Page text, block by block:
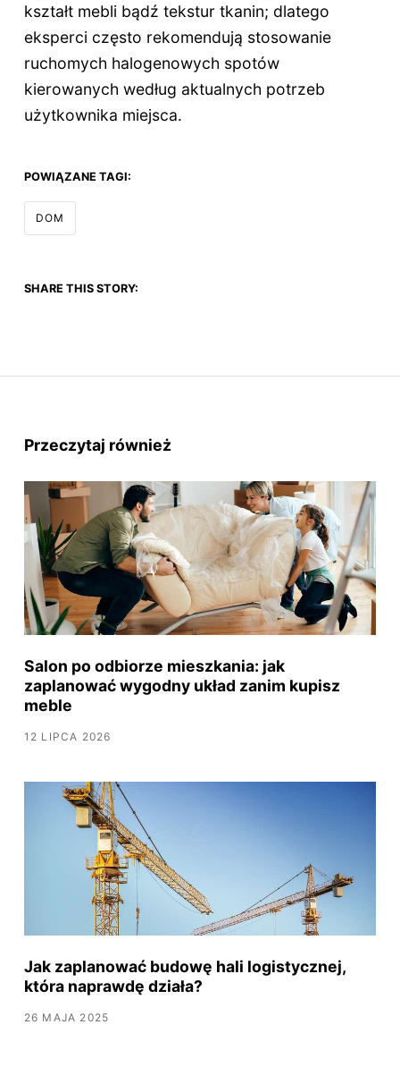
kształt mebli bądź tekstur tkanin; dlatego
eksperci często rekomendują stosowanie
ruchomych halogenowych spotów
kierowanych według aktualnych potrzeb
użytkownika miejsca.
POWIĄZANE TAGI:
DOM
SHARE THIS STORY:
Przeczytaj również
Salon po odbiorze mieszkania: jak
zaplanować wygodny układ zanim kupisz
meble
12 LIPCA 2026
Jak zaplanować budowę hali logistycznej,
która naprawdę działa?
26 MAJA 2025